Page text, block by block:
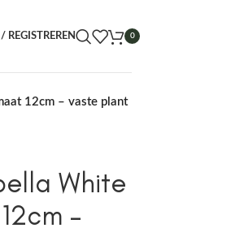
REGISTREREN 0
12cm – vaste plant
White
–